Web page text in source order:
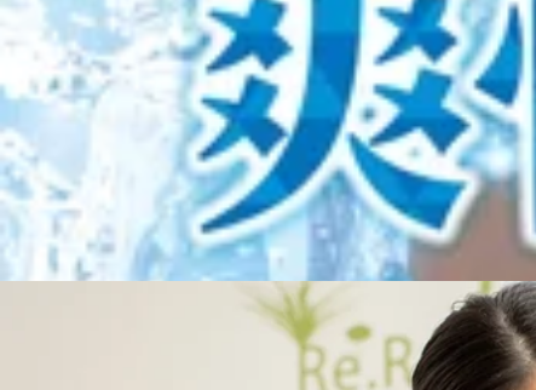
17：10～ペアでのご案内も可能です！！
是非お身体のケアにお立ち寄り下さいね。
電話予約する 03-5888-6533
最近のブログ
【休館日のお知らせ】8/19はお休みです
【休館日のお知らせ】こんにちは！西新井トスカ店です
★お買い物くじキャンペーン★を実施いたします！1,000円